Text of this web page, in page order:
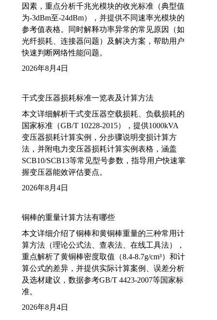
因素，重点分析千兆光模块的收光标准（典型值
为-3dBm至-24dBm），并提供不同速率光模块的
参考值表格。同时解释功率异常的常见原因（如
光纤损耗、连接器问题）及解决方案，帮助用户
快速判断网络性能问题。
2026年8月4日
干式变压器损耗标准一览表及计算方法
本文详细解析干式变压器空载损耗、负载损耗的
国家标准（GB/T 10228-2015），提供1000kVA
变压器损耗计算实例，分步骤说明变损计算方
法，并附电力变压器损耗计算实例表格，涵盖
SCB10/SCB13等常见型号参数，指导用户快速掌
握变压器能效评估要点。
2026年8月4日
铜棒的重量计算方法有哪些
本文详细介绍了铜棒和黄铜棒重量的三种常用计
算方法（理论公式法、查表法、在线工具法），
重点解析了黄铜棒密度取值（8.4-8.7g/cm³）和计
算公式的差异，并提供实际计算案例、误差分析
及选材建议，数据参考GB/T 4423-2007等国家标
准。
2026年8月4日